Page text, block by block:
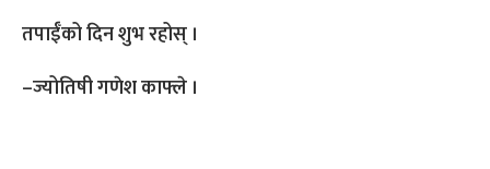
तपाईँको दिन शुभ रहोस् ।
–ज्योतिषी गणेश काफ्ले ।